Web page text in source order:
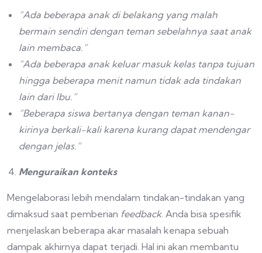
“Ada beberapa anak di belakang yang malah
bermain sendiri dengan teman sebelahnya saat anak
lain membaca.”
“Ada beberapa anak keluar masuk kelas tanpa tujuan
hingga beberapa menit namun tidak ada tindakan
lain dari Ibu.”
“Beberapa siswa bertanya dengan teman kanan-
kirinya berkali-kali karena kurang dapat mendengar
dengan jelas.”
Menguraikan konteks
Mengelaborasi lebih mendalam tindakan-tindakan yang
dimaksud saat pemberian feedback. Anda bisa spesifik
menjelaskan beberapa akar masalah kenapa sebuah
dampak akhirnya dapat terjadi. Hal ini akan membantu